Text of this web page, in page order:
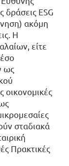
δράσεις ESG
ακόμη
Η
είτε
ως
οικονομικές
σταδιακά
Πρακτικές